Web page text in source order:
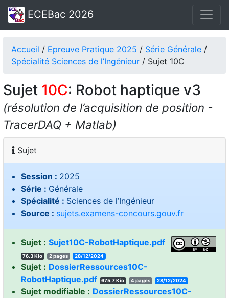
ECEBac 2026
Accueil / Epreuve Pratique 2025 / Série Générale /
Spécialité Sciences de l’Ingénieur / Sujet 10C
Sujet 10C: Robot haptique v3
(résolution de l’acquisition de position -
TracerDAQ + Matlab)
Sujet
Session : 2025
Série : Générale
Spécialité : Sciences de l’Ingénieur
Source : sujets.examens-concours.gouv.fr
Sujet : Sujet10C-RobotHaptique.pdf
76.3 Kio 2 pages 28/12/2024
Sujet : DossierRessources10C-
RobotHaptique.pdf
675.7 Kio 4 pages 28/12/2024
Sujet modifiable : DossierRessources10C-